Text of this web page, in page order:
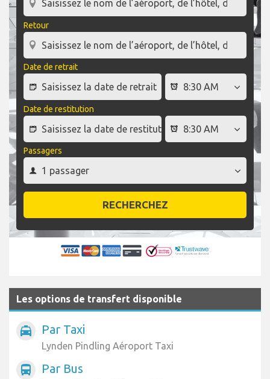
Retour
Date de retrait
Date de restitution
Passagers
RECHERCHEZ
Les options de transfert disponible
local_taxi Par Taxi
Lynden Pindling Aéroport Taxi
directions_bus Par Bus